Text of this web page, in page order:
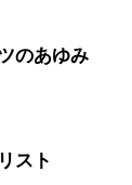
のあゆみ
スト